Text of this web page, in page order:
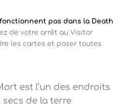
pas dans la Death
de votre arrêt au Visitor
les cartes et poser toutes
est l’un des endroits
secs de la terre